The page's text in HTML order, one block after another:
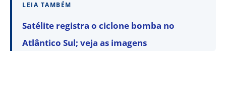
LEIA TAMBÉM
Satélite registra o ciclone bomba no
Atlântico Sul; veja as imagens